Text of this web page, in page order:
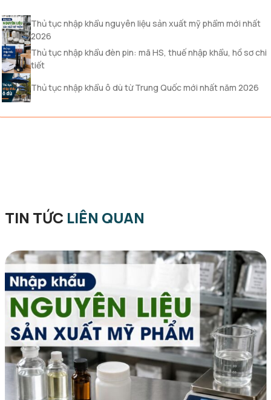
Thủ tục nhập khẩu nguyên liệu sản xuất mỹ phẩm mới nhất
2026
Thủ tục nhập khẩu đèn pin: mã HS, thuế nhập khẩu, hồ sơ chi
tiết
Thủ tục nhập khẩu ô dù từ Trung Quốc mới nhất năm 2026
TIN TỨC LIÊN QUAN